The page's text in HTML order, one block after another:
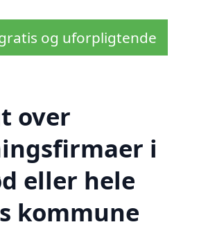
og uforpligtende
over
i
eller hele
kommune